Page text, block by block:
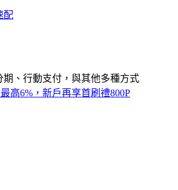
配
期、行動支付，與其他多種方式
高6%，新戶再享首刷禮800P